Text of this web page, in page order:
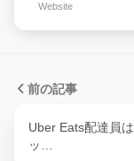
Website
前の記事
Uber Eats配達員
ッ…